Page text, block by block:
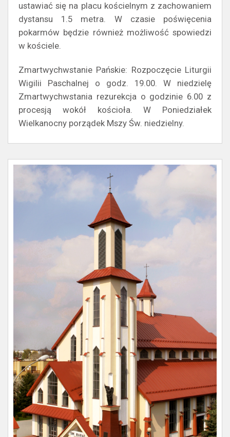
ustawiać się na placu kościelnym z zachowaniem
dystansu 1.5 metra. W czasie poświęcenia
pokarmów będzie również możliwość spowiedzi
w kościele.
Zmartwychwstanie Pańskie: Rozpoczęcie Liturgii
Wigilii Paschalnej o godz. 19.00. W niedzielę
Zmartwychwstania rezurekcja o godzinie 6.00 z
procesją wokół kościoła. W Poniedziałek
Wielkanocny porządek Mszy Św. niedzielny.